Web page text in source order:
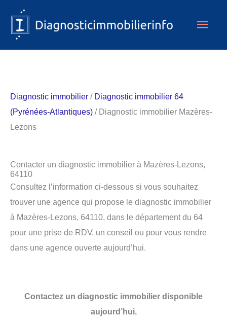
contenu
Diagnostic immobilier / Diagnostic immobilier 64
(Pyrénées-Atlantiques) / Diagnostic immobilier Mazères-
Lezons
Contacter un diagnostic immobilier à Mazères-Lezons,
64110
Consultez l’information ci-dessous si vous souhaitez
trouver une agence qui propose le diagnostic immobilier
à Mazères-Lezons, 64110, dans le département du 64
pour une prise de RDV, un conseil ou pour vous rendre
dans une agence ouverte aujourd’hui.
Contactez un diagnostic immobilier disponible
aujourd’hui.